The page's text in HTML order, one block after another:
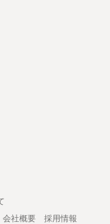
会社概要
採用情報